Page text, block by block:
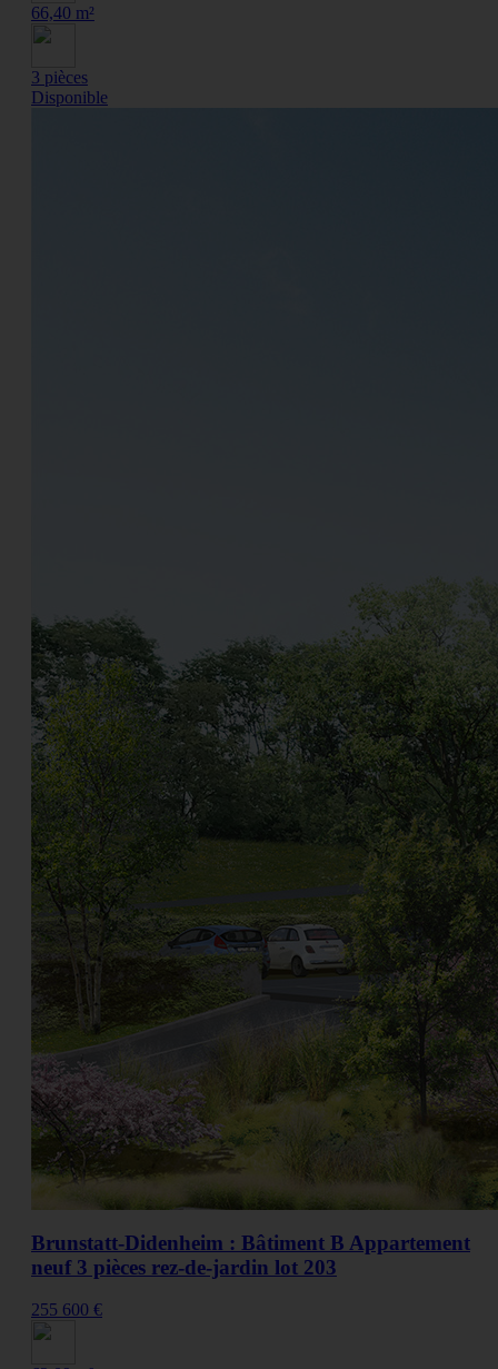
66,40 m²
3 pièces
Disponible
Brunstatt-Didenheim : Bâtiment B Appartement
neuf 3 pièces rez-de-jardin lot 203
255 600 €